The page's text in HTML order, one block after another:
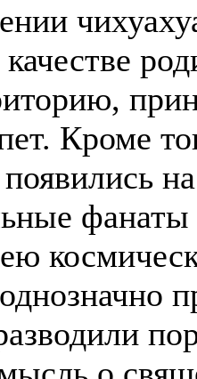
Кроме
появились